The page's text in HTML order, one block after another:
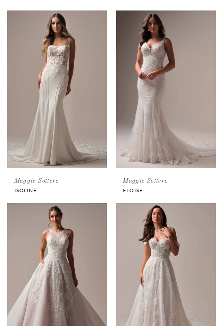
Maggie Sottero
ISOLINE
Maggie Sottero
ELOISE